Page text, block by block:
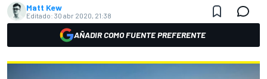
Matt Kew
Editado: 30 abr 2020, 21:38
AÑADIR COMO FUENTE PREFERENTE